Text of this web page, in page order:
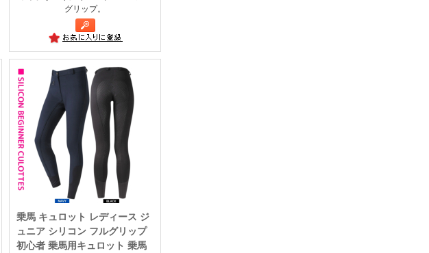
グリップ。
乗馬 キュロット レディース ジ
ュニア シリコン フルグリップ
初心者 乗馬用キュロット 乗馬